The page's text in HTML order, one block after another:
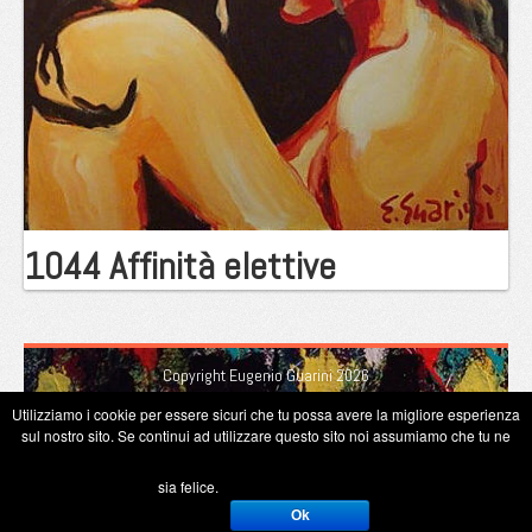
1044 Affinità elettive
Copyright Eugenio Guarini 2026
Utilizziamo i cookie per essere sicuri che tu possa avere la migliore esperienza
sul nostro sito. Se continui ad utilizzare questo sito noi assumiamo che tu ne
sia felice.
Ok